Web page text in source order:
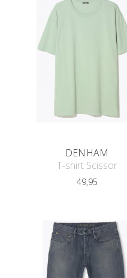
DENHAM
T-shirt Scissor
49,95